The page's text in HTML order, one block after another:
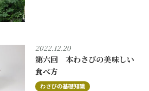
2022.12.20
第六回 本わさびの美味しい
食べ方
わさびの基礎知識